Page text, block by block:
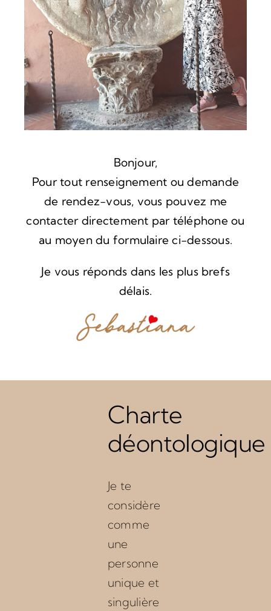
Vidéos
Contact / News
Bonjour,
Pour tout renseignement ou demande
de rendez-vous, vous pouvez me
contacter directement par téléphone ou
au moyen du formulaire ci-dessous.
Je vous réponds dans les plus brefs
délais.
Charte
déontologique
Je te
considère
comme
une
personne
unique et
singulière